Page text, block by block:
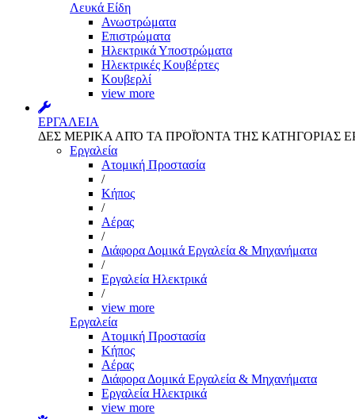
Λευκά Είδη
Ανωστρώματα
Επιστρώματα
Ηλεκτρικά Υποστρώματα
Ηλεκτρικές Κουβέρτες
Κουβερλί
view more
ΕΡΓΑΛΕΙΑ
ΔΕΣ ΜΕΡΙΚΑ ΑΠΌ ΤΑ ΠΡΟΪΌΝΤΑ ΤΗΣ ΚΑΤΗΓΟΡΙΑΣ
Εργαλεία
Aτομική Προστασία
/
Kήπος
/
Αέρας
/
Διάφορα Δομικά Εργαλεία & Μηχανήματα
/
Εργαλεία Ηλεκτρικά
/
view more
Εργαλεία
Aτομική Προστασία
Kήπος
Αέρας
Διάφορα Δομικά Εργαλεία & Μηχανήματα
Εργαλεία Ηλεκτρικά
view more